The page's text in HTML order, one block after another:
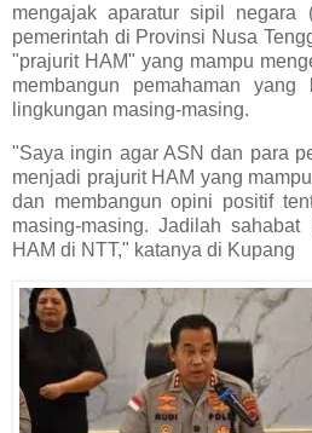
mengajak aparatur sipil negara
pemerintah di Provinsi Nusa
"prajurit HAM" yang mampu
membangun pemahaman
lingkungan masing-masing.
"Saya ingin agar ASN dan para
menjadi prajurit HAM yang
dan membangun opini positif
masing-masing. Jadilah
HAM di NTT," katanya di Kupang